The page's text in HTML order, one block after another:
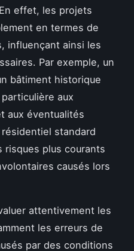
effet, les projets
en termes de
influençant ainsi les
Par exemple, un
bâtiment historique
aux
aux éventualités
standard
risques plus courants
causés lors
attentivement les
les erreurs de
par des conditions